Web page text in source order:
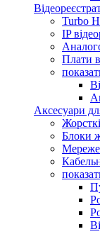
Turbo
IP
Плати
Аксесуари
Блоки